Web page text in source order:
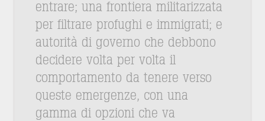
entrare; una frontiera militarizzata
per filtrare profughi e immigrati; e
autorità di governo che debbono
decidere volta per volta il
comportamento da tenere verso
queste emergenze, con una
gamma di opzioni che va